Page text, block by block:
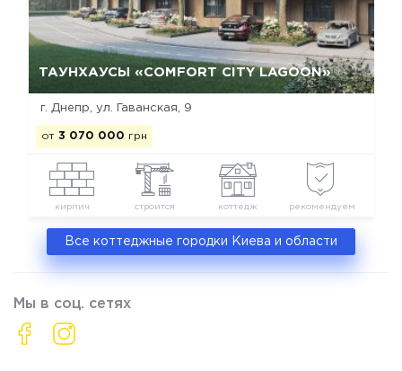
ТАУНХАУСЫ «COMFORT CITY LAGOON»
г. Днепр, ул. Гаванская, 9
от 3 070 000 грн
кирпич строится коттедж рекомендуем
Да, удалить
Все коттеджные городки Киева и области
Мы в соц. сетях